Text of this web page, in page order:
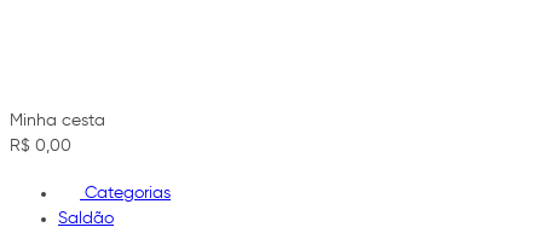
Minha cesta
R$ 0,00
Categorias
Saldão